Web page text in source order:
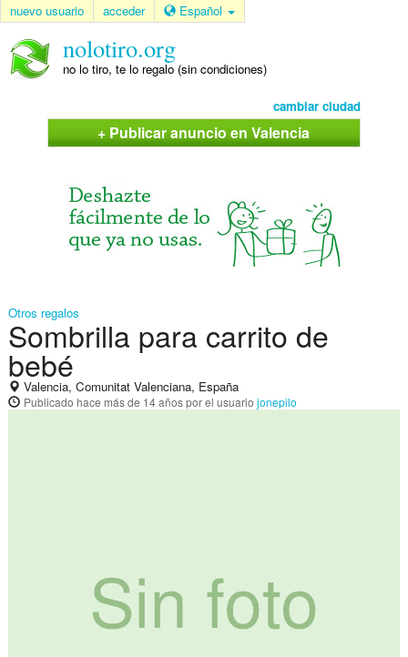
nuevo usuario acceder Español
nolotiro.org
no lo tiro, te lo regalo (sin condiciones)
cambiar ciudad
+ Publicar anuncio en Valencia
Otros regalos
Sombrilla para carrito de
bebé
Valencia, Comunitat Valenciana, España
Publicado hace más de 14 añospor el usuario jonepilo